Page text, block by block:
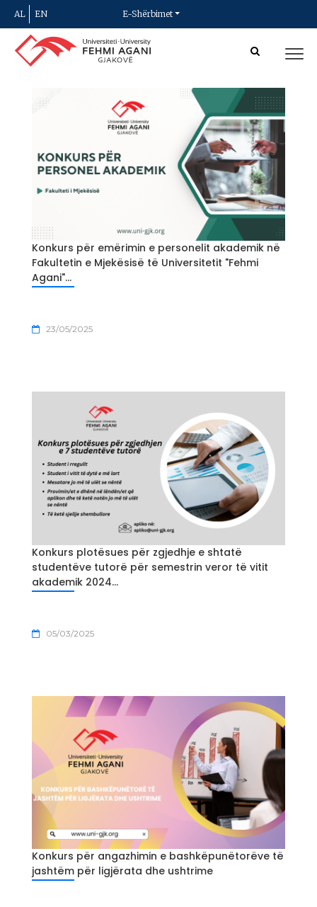
AL EN E-Shërbimet
Konkurs për emërimin e personelit akademik në
Fakultetin e Mjekësisë të Universitetit "Fehmi
Agani"...
23/05/2025
Konkurs plotësues për zgjedhje e shtatë
studentëve tutorë për semestrin veror të vitit
akademik 2024...
05/03/2025
Konkurs për angazhimin e bashkëpunëtorëve të
jashtëm për ligjërata dhe ushtrime